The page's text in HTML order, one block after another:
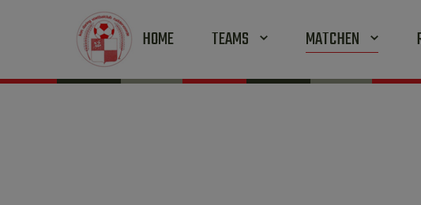
HOME TEAMS MATCHEN